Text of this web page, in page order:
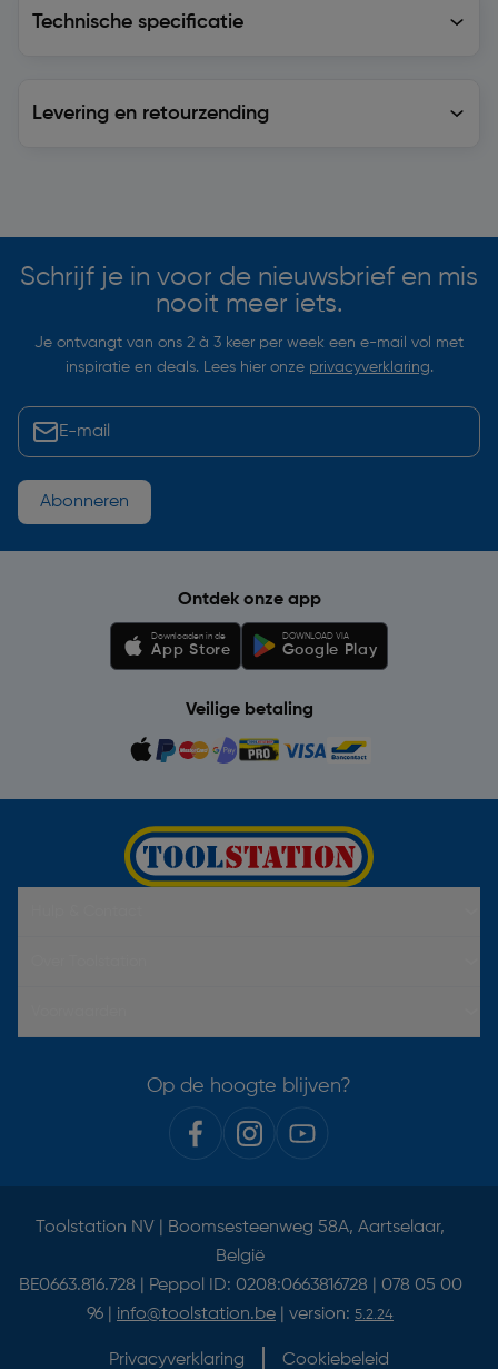
Technische specificatie
Levering en retourzending
Schrijf je in voor de nieuwsbrief en mis
nooit meer iets.
Je ontvangt van ons 2 à 3 keer per week een e-mail vol met
inspiratie en deals. Lees hier onze privacyverklaring.
Abonneren
Ontdek onze app
Downloaden in de
App Store
DOWNLOAD VIA
Google Play
Veilige betaling
Op de hoogte blijven?
Toolstation NV | Boomsesteenweg 58A, Aartselaar,
België
BE0663.816.728 | Peppol ID: 0208:0663816728 | 078 05 00
96 | info@toolstation.be | version: 5.2.24
Privacyverklaring Cookiebeleid